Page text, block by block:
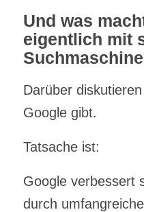
Und was
eigentlich mit
Darüber
Google gibt.
Tatsache ist:
Google verbessert
durch